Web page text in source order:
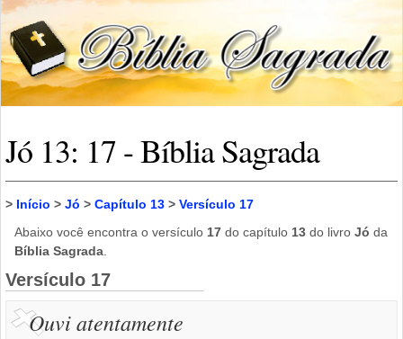
Jó 13: 17 - Bíblia Sagrada
> Início > Jó > Capítulo 13 > Versículo 17
Abaixo você encontra o versículo 17 do capítulo 13 do livro Jó da
Bíblia Sagrada
Versículo 17
Ouvi atentamente